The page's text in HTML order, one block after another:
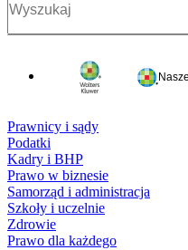
Prawnicy i sądy
Podatki
Kadry i BHP
Prawo w biznesie
Samorząd i administracja
Szkoły i uczelnie
Zdrowie
Prawo dla każdego